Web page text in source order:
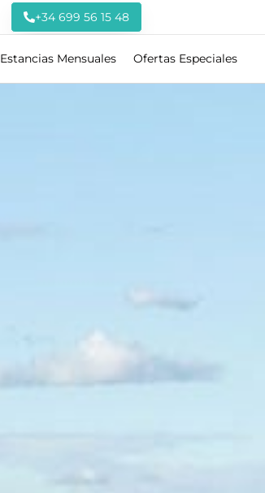
+34 699 56 15 48
Estancias Mensuales Ofertas Especiales